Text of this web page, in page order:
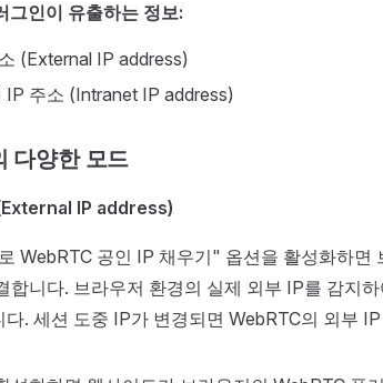
그인이 유출하는 정보:
(External IP address)
IP 주소 (Intranet IP address)
다양한 모드
IP address)
WebRTC 공인 IP 채우기" 옵션을 활성화하면
합니다. 브라우저 환경의 실제 외부 IP를 감지
다. 세션 도중 IP가 변경되면 WebRTC의 외부